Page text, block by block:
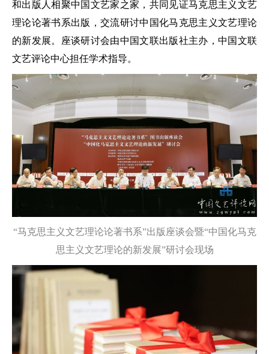
和出版人相聚中国文艺家之家，共同见证马克思主义文艺
理论论著书系出版，交流研讨中国化马克思主义文艺理论
的新发展。座谈研讨会由中国文联出版社主办，中国文联
文艺评论中心担任学术指导。
“马克思主义文艺理论论著书系”出版座谈会暨“中国化马克
思主义文艺理论的新发展”研讨会现场